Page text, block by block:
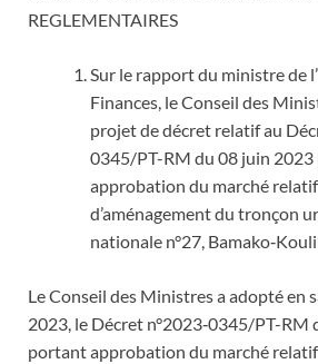
REGLEMENTAIRES
Sur le rapport du ministre de
Finances, le Conseil des
projet de décret relatif au
0345/PT-RM du 08 juin
approbation du marché
d’aménagement du tronçon
nationale n°27,
Le Conseil des Ministres a adopté en
2023, le Décret n°2023‐0345/PT-RM
portant approbation du marché